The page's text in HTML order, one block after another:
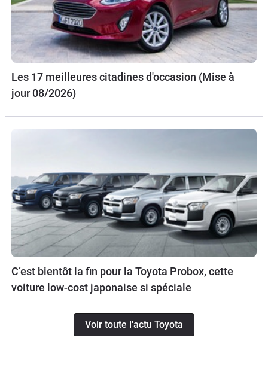
Les 17 meilleures citadines d'occasion (Mise à
jour 08/2026)
C’est bientôt la fin pour la Toyota Probox, cette
voiture low-cost japonaise si spéciale
Voir toute l'actu Toyota